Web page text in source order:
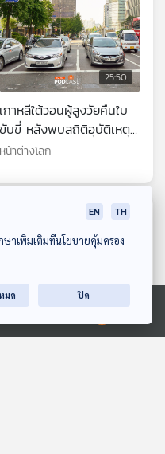
ะเทศไทย
25:50
เกาหลีใต้วอนผู้สูงวัยคืนใบ
ขับขี่ หลังพบสถิติอุบัติเหตุ
พุ่ง 36.4% ในรอบ 5 ปี
หน้าต่างโลก
EN TH
ษาเพิ่มเติมที่นโยบายคุ้มครอง
มด ปิด